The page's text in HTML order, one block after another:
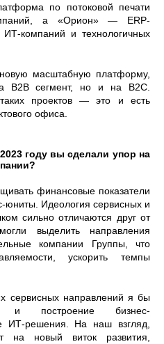
по потоковой печати
а «Орион» — ERP-
компаний и технологичных
масштабную платформу,
В2В сегмент, но и на В2С.
проектов — это и есть
офиса.
году вы сделали упор на
финансовые показатели
юниты. Идеология сервисных и
сильно отличаются друг от
выделить направления
компании Группы, что
ускорить темпы
сервисных направлений я бы
и построение бизнес-
ИТ-решения. На наш взгляд,
на новый виток развития,